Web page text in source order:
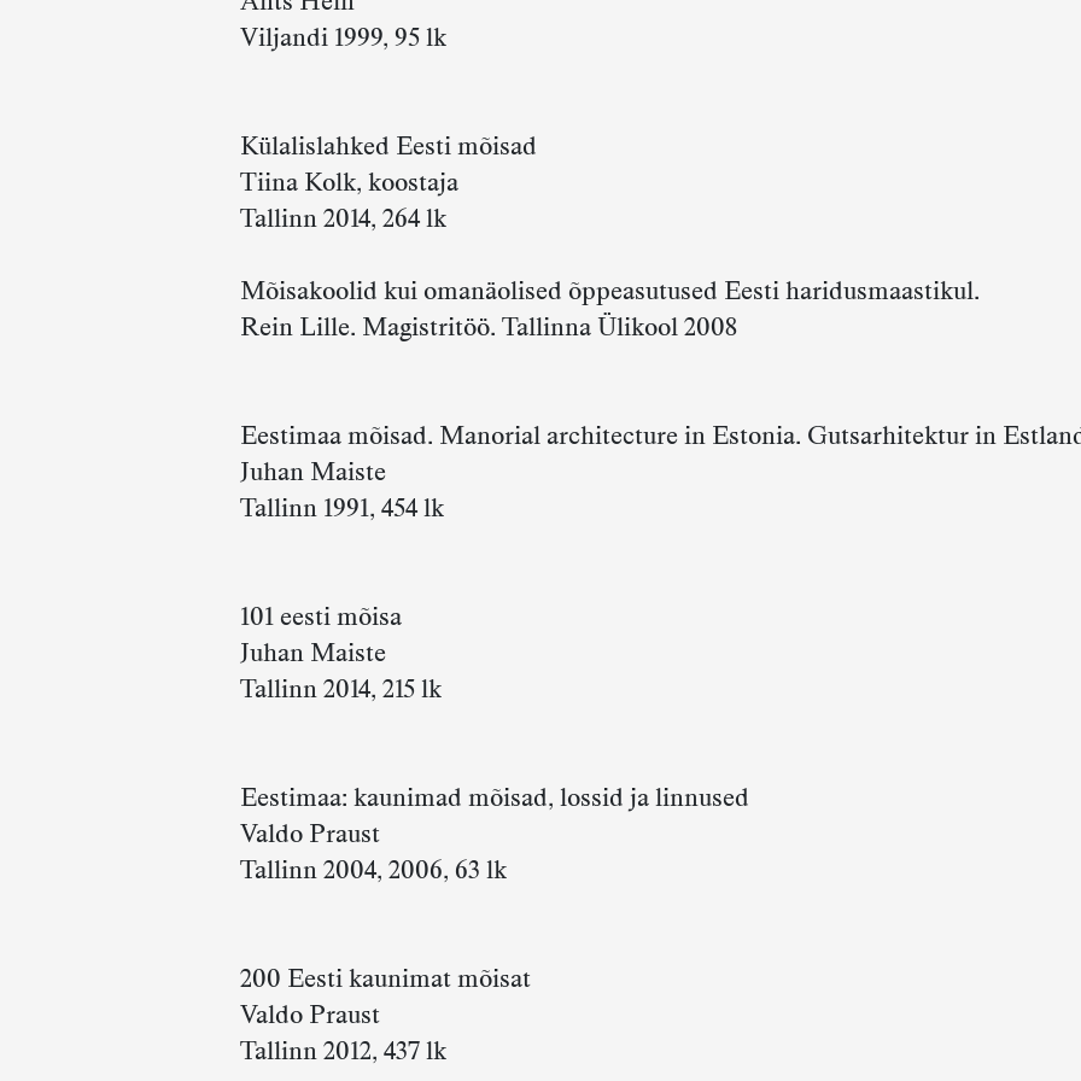
Viljandi 1999, 95 lk
Külalislahked Eesti mõisad
Tiina Kolk, koostaja
Tallinn 2014, 264 lk
Mõisakoolid kui omanäolised õppeasutused Eesti haridusmaastikul.
Rein Lille. Magistritöö. Tallinna Ülikool 2008
Eestimaa mõisad. Manorial architecture in Estonia. Gutsarhitektur in
Juhan Maiste
Tallinn 1991, 454 lk
101 eesti mõisa
Juhan Maiste
Tallinn 2014, 215 lk
Eestimaa: kaunimad mõisad, lossid ja linnused
Valdo Praust
Tallinn 2004, 2006, 63 lk
200 Eesti kaunimat mõisat
Valdo Praust
Tallinn 2012, 437 lk